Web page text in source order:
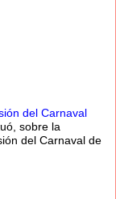
del Carnaval
sobre la
del Carnaval de